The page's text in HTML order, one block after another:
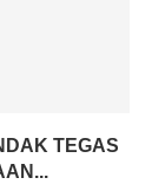
TEGAS